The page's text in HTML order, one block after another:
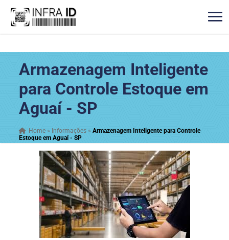
Armazenagem Inteligente
para Controle Estoque em
Aguaí - SP
Home » Informações »Armazenagem Inteligente para Controle
Estoque em Aguaí - SP